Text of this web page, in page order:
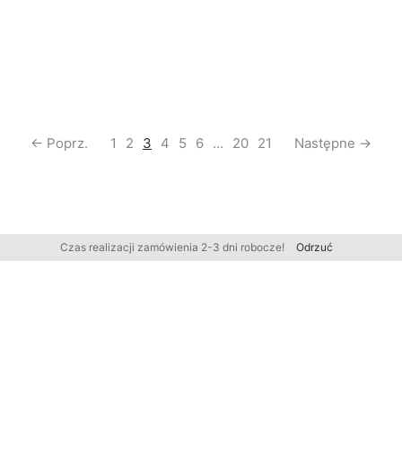
Czas realizacji zamówienia 2-3 dni robocze! Odrzuć
← Poprz. 1 2 3 4 5 6 … 20 21 Następne →